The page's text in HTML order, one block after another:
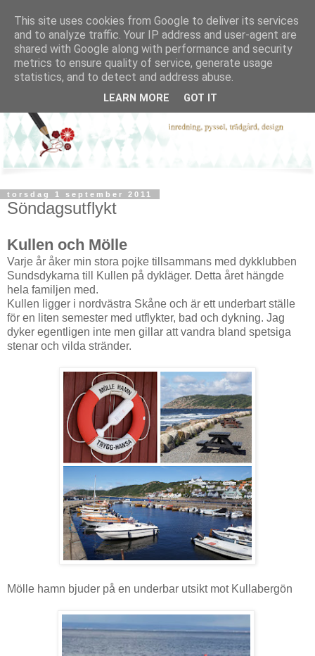
torsdag 1 september 2011
Söndagsutflykt
Kullen och Mölle
Varje år åker min stora pojke tillsammans med dykklubben
Sundsdykarna till Kullen på dykläger. Detta året hängde
hela familjen med.
Kullen ligger i nordvästra Skåne och är ett underbart ställe
för en liten semester med utflykter, bad och dykning. Jag
dyker egentligen inte men gillar att vandra bland spetsiga
stenar och vilda stränder.
Mölle hamn bjuder på en underbar utsikt mot Kullabergön
This site uses cookies from Google to deliver its services
and to analyze traffic. Your IP address and user-agent are
shared with Google along with performance and security
metrics to ensure quality of service, generate usage
statistics, and to detect and address abuse.
LEARN MORE GOT IT